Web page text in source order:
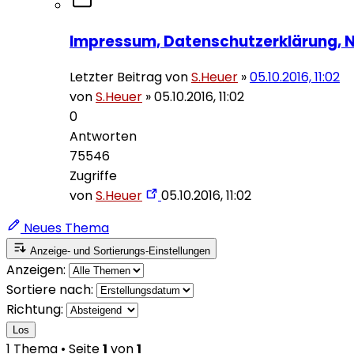
Impressum, Datenschutzerklärung,
Letzter Beitrag vonS.Heuer »05.10.2016, 11:02
vonS.Heuer »05.10.2016, 11:02
0
Antworten
75546
Zugriffe
vonS.Heuer
05.10.2016, 11:02
Neues Thema
Anzeige- und Sortierungs-Einstellungen
Anzeigen:
Sortiere nach:
Richtung:
Los
1 Thema • Seite1 von1